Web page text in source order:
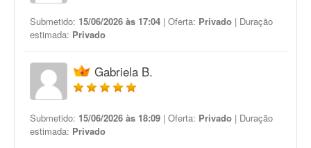
Submetido: 15/06/2026 às 17:04 | Oferta: Privado | Duração
estimada: Privado
Gabriela B.
Submetido: 15/06/2026 às 18:09 | Oferta: Privado | Duração
estimada: Privado